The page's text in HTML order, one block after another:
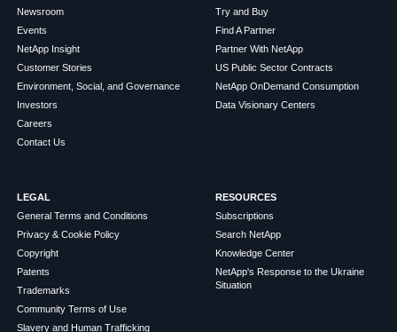
Newsroom
Events
NetApp Insight
Customer Stories
Environment, Social, and Governance
Investors
Careers
Contact Us
Try and Buy
Find A Partner
Partner With NetApp
US Public Sector Contracts
NetApp OnDemand Consumption
Data Visionary Centers
LEGAL
General Terms and Conditions
Privacy & Cookie Policy
Copyright
Patents
Trademarks
Community Terms of Use
Slavery and Human Trafficking
RESOURCES
Subscriptions
Search NetApp
Knowledge Center
NetApp's Response to the Ukraine
Situation